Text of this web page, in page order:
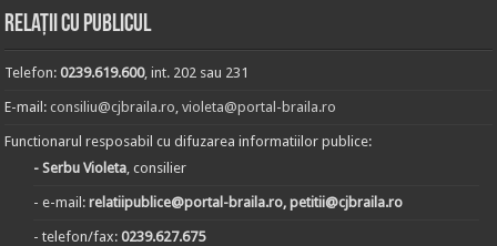
Relații cu publicul
Telefon:0239.619.600, int. 202 sau 231
E-mail:consiliu@cjbraila.ro ,violeta@portal-braila.ro
Functionarul resposabil cu difuzarea informatiilor publice:
- Serbu Violeta , consilier
- e-mail:relatiipublice@portal-braila.ro, petitii@cjbraila.ro
- telefon/fax:0239.627.675